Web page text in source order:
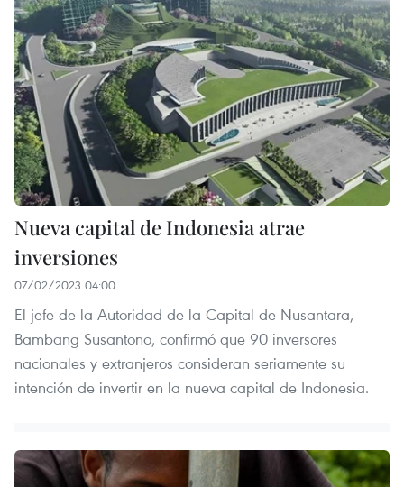
Nueva capital de Indonesia atrae
inversiones
07/02/2023 04:00
El jefe de la Autoridad de la Capital de Nusantara,
Bambang Susantono, confirmó que 90 inversores
nacionales y extranjeros consideran seriamente su
intención de invertir en la nueva capital de Indonesia.